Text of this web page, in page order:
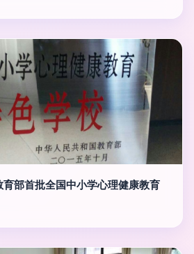
部首批全国中小学心理健康教育